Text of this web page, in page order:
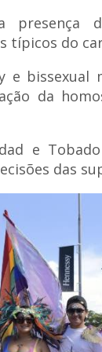
presença
típicos do
e bissexual
da
e
das